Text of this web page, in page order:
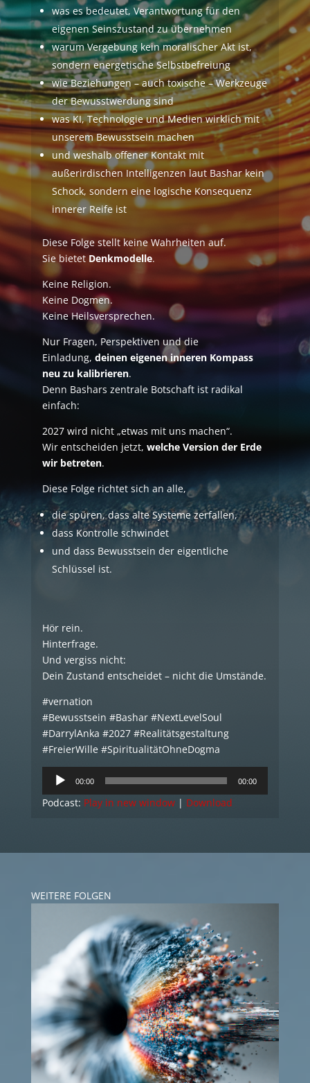
was es bedeutet, Verantwortung für den
eigenen Seinszustand zu übernehmen
warum Vergebung kein moralischer Akt ist,
sondern energetische Selbstbefreiung
wie Beziehungen – auch toxische – Werkzeuge
der Bewusstwerdung sind
was KI, Technologie und Medien wirklich mit
unserem Bewusstsein machen
und weshalb offener Kontakt mit
außerirdischen Intelligenzen laut Bashar kein
Schock, sondern eine logische Konsequenz
innerer Reife ist
Diese Folge stellt keine Wahrheiten auf.
Sie bietetDenkmodelle.
Keine Religion.
Keine Dogmen.
Keine Heilsversprechen.
Nur Fragen, Perspektiven und die
Einladung, deinen eigenen inneren Kompass
neu zu kalibrieren.
Denn Bashars zentrale Botschaft ist radikal
einfach:
2027 wird nicht „etwas mit uns machen“.
Wir entscheiden jetzt, welche Version der Erde
wir betreten.
Diese Folge richtet sich an alle,
die spüren, dass alte Systeme zerfallen,
dass Kontrolle schwindet
und dass Bewusstsein der eigentliche
Schlüssel ist.
Hör rein.
Hinterfrage.
Und vergiss nicht:
Dein Zustand entscheidet – nicht die Umstände.
#vernation
#Bewusstsein #Bashar #NextLevelSoul
#DarrylAnka #2027 #Realitätsgestaltung
#FreierWille #SpiritualitätOhneDogma
Audio
Player
00:00 00:00
Podcast: Play in new window| Download
WEITERE FOLGEN